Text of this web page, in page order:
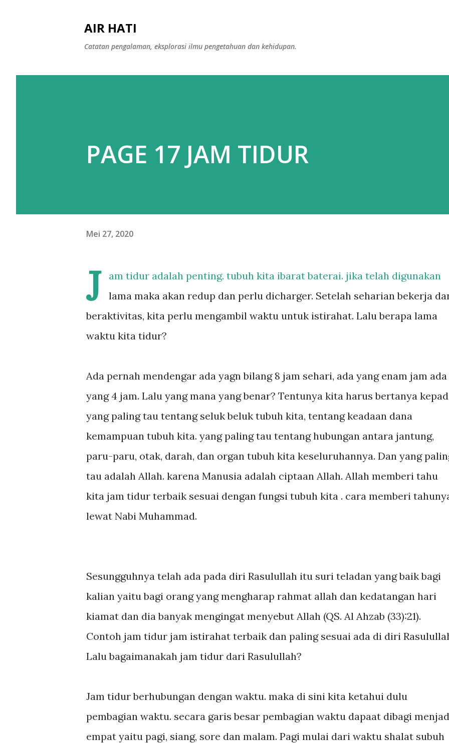
AIR HATI
Catatan pengalaman, eksplorasi ilmu pengetahuan dan kehidupan.
PAGE 17 JAM TIDUR
Mei 27, 2020
J
am tidur adalah penting. tubuh kita ibarat baterai. jika telah digunakan
lama maka akan redup dan perlu dicharger. Setelah seharian bekerja
beraktivitas, kita perlu mengambil waktu untuk istirahat. Lalu berapa lama
waktu kita tidur?
Ada pernah mendengar ada yagn bilang 8 jam sehari, ada yang enam jam ada
yang 4 jam. Lalu yang mana yang benar? Tentunya kita harus bertanya
yang paling tau tentang seluk beluk tubuh kita, tentang keadaan dana
kemampuan tubuh kita. yang paling tau tentang hubungan antara jantung,
paru-paru, otak, darah, dan organ tubuh kita keseluruhannya. Dan yang
tau adalah Allah. karena Manusia adalah ciptaan Allah. Allah memberi tahu
kita jam tidur terbaik sesuai dengan fungsi tubuh kita . cara memberi
lewat Nabi Muhammad.
Sesungguhnya telah ada pada diri Rasulullah itu suri teladan yang baik bagi
kalian yaitu bagi orang yang mengharap rahmat allah dan kedatangan hari
kiamat dan dia banyak mengingat menyebut Allah (QS. Al Ahzab (33):21).
Contoh jam tidur jam istirahat terbaik dan paling sesuai ada di diri
Lalu bagaimanakah jam tidur dari Rasulullah?
Jam tidur berhubungan dengan waktu. maka di sini kita ketahui dulu
pembagian waktu. secara garis besar pembagian waktu dapaat dibagi
empat yaitu pagi, siang, sore dan malam. Pagi mulai dari waktu shalat subuh